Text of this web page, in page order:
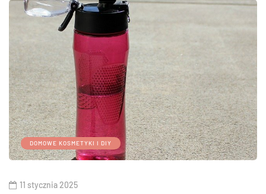
DOMOWE KOSMETYKI I DIY
11 stycznia 2025